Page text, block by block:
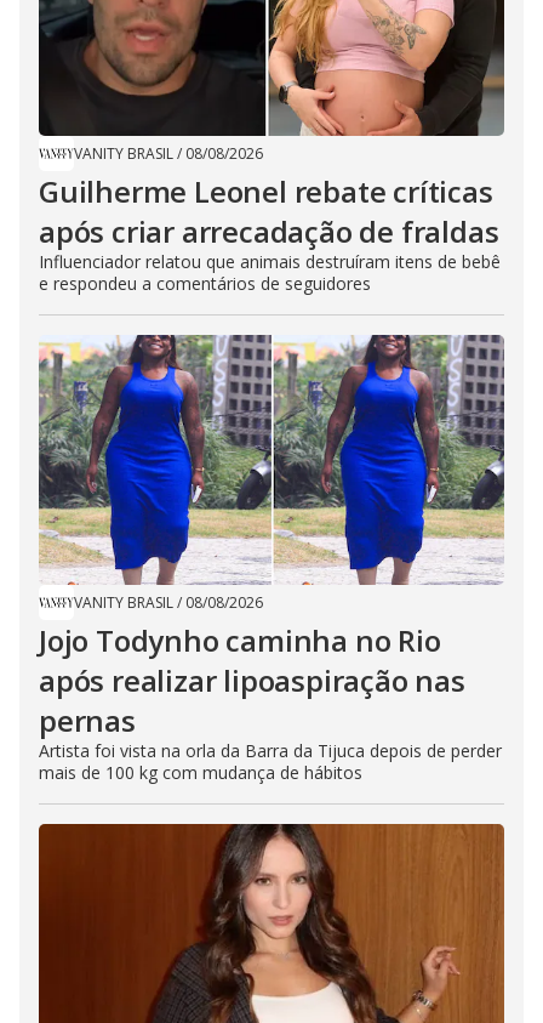
VANITY BRASIL/ 08/08/2026
Guilherme Leonel rebate críticas
após criar arrecadação de fraldas
Influenciador relatou que animais destruíram itens de bebê
e respondeu a comentários de seguidores
VANITY BRASIL/ 08/08/2026
Jojo Todynho caminha no Rio
após realizar lipoaspiração nas
pernas
Artista foi vista na orla da Barra da Tijuca depois de perder
mais de 100 kg com mudança de hábitos